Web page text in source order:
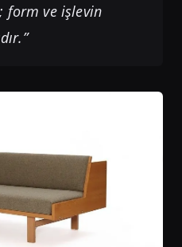
form ve işlevin